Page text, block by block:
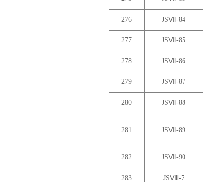
276 JSⅦ-84
277 JSⅦ-85
278 JSⅦ-86
279 JSⅦ-87
280 JSⅦ-88
281 JSⅦ-89
282 JSⅦ-90
283 JSⅧ-7